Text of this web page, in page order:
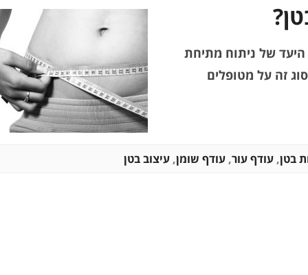
של ניתוח מתיחת
זה על מטופלים
בטן, עודף עור, עודף שומן, עיצוב בטן